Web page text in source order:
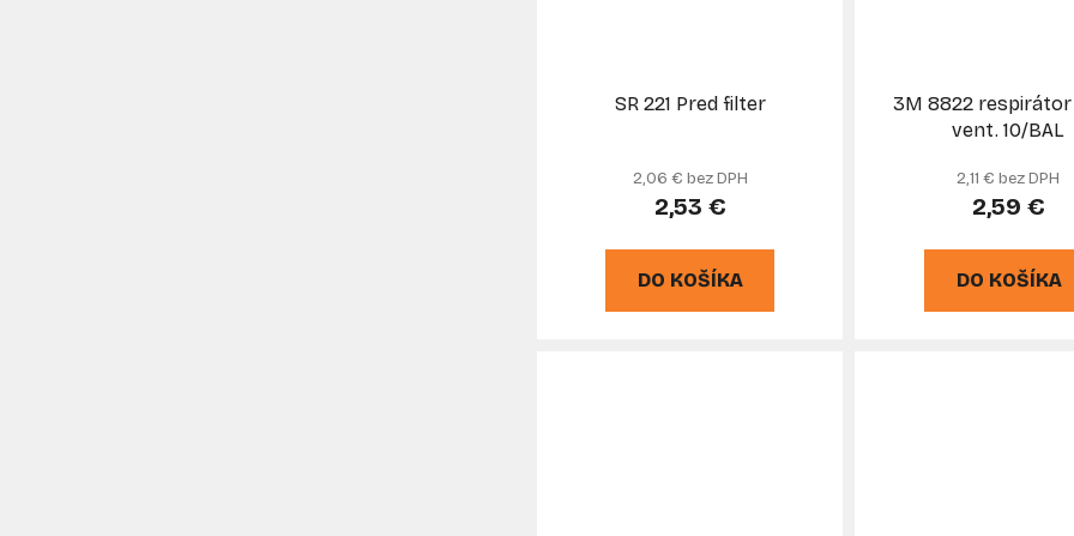
SR 221 Pred filter
2,06 € bez DPH
2,53 €
DO KOŠÍKA
3M 8822 respirátor
vent. 10/BAL
2,11 € bez DPH
2,59 €
DO KOŠÍKA